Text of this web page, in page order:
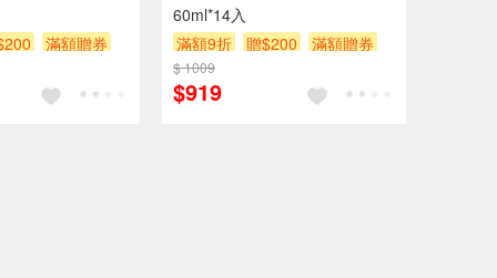
滿額贈券
60ml*14入
滿額9折
贈$200 滿額贈券
$ 1009
$919